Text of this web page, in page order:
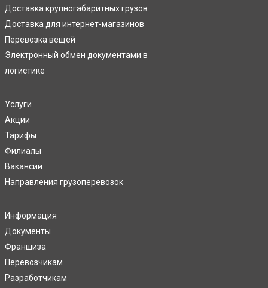
Доставка крупногабаритных грузов
Доставка для интернет-магазинов
Перевозка вещей
Электронный обмен документами в
логистике
Услуги
Акции
Тарифы
Филиалы
Вакансии
Направления грузоперевозок
Информация
Документы
Франшиза
Перевозчикам
Разработчикам